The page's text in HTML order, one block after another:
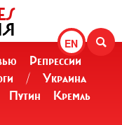
EN
Репрессии
/
Украина
Путин
Кремль